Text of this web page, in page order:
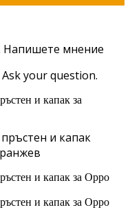
Напишете мнение
Ask your question.
и капак